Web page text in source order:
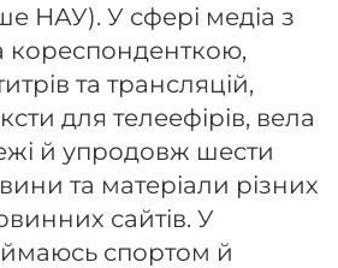
НАУ). У сфері медіа з
кореспонденткою,
та трансляцій,
для телеефірів, вела
й упродовж шести
та матеріали різних
сайтів. У
спортом й